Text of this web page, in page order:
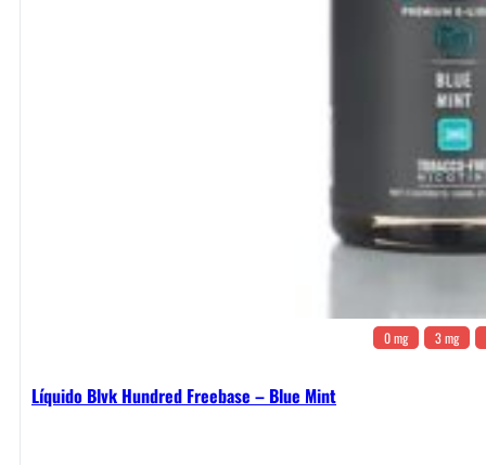
0 mg 3 mg
Líquido Blvk Hundred Freebase – Blue Mint